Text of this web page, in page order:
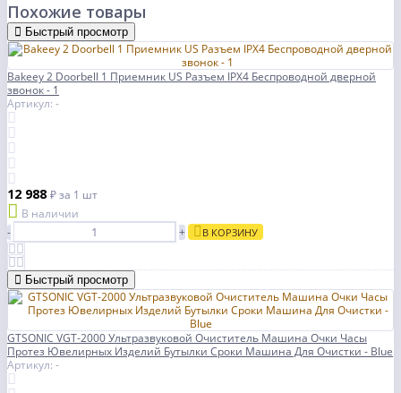
Похожие товары
Быстрый просмотр
Bakeey 2 Doorbell 1 Приемник US Разъем IPX4 Беспроводной дверной
звонок - 1
Артикул: -
12 988 ₽за 1 шт
В наличии
-
+ В КОРЗИНУ
Быстрый просмотр
GTSONIC VGT-2000 Ультразвуковой Очиститель Машина Очки Часы
Протез Ювелирных Изделий Бутылки Сроки Машина Для Очистки - Blue
Артикул: -